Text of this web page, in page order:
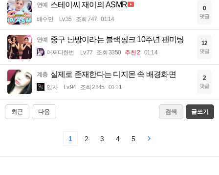
연예 스테이씨 재이의 ASMR
배수민 Lv.35 조회 747 01:14
0
댓글
연예 중구 난방이라는 블랙핑크 10주년 팬미팅
어쩌다한번 Lv.77 조회 3350 추천 2 01:14
12
댓글
계층 실제로 존재한다는 디지몬 속 배경화면
입사 Lv.94 조회 2845 01:11
2
댓글
최근 다음 검색 글쓰기
1 2 3 4 5